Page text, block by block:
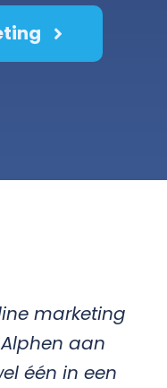
marketing
aan
één in een